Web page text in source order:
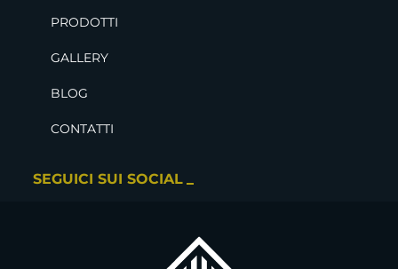
PRODOTTI
GALLERY
BLOG
CONTATTI
SEGUICI SUI SOCIAL